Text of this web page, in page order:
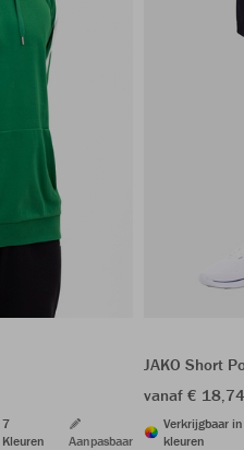
7
Kleuren
Aanpasbaar
JAKO Short
vanaf €
Verkrijgbaar
kleuren